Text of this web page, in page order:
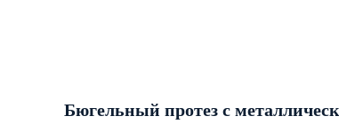
Бюгельный протез с